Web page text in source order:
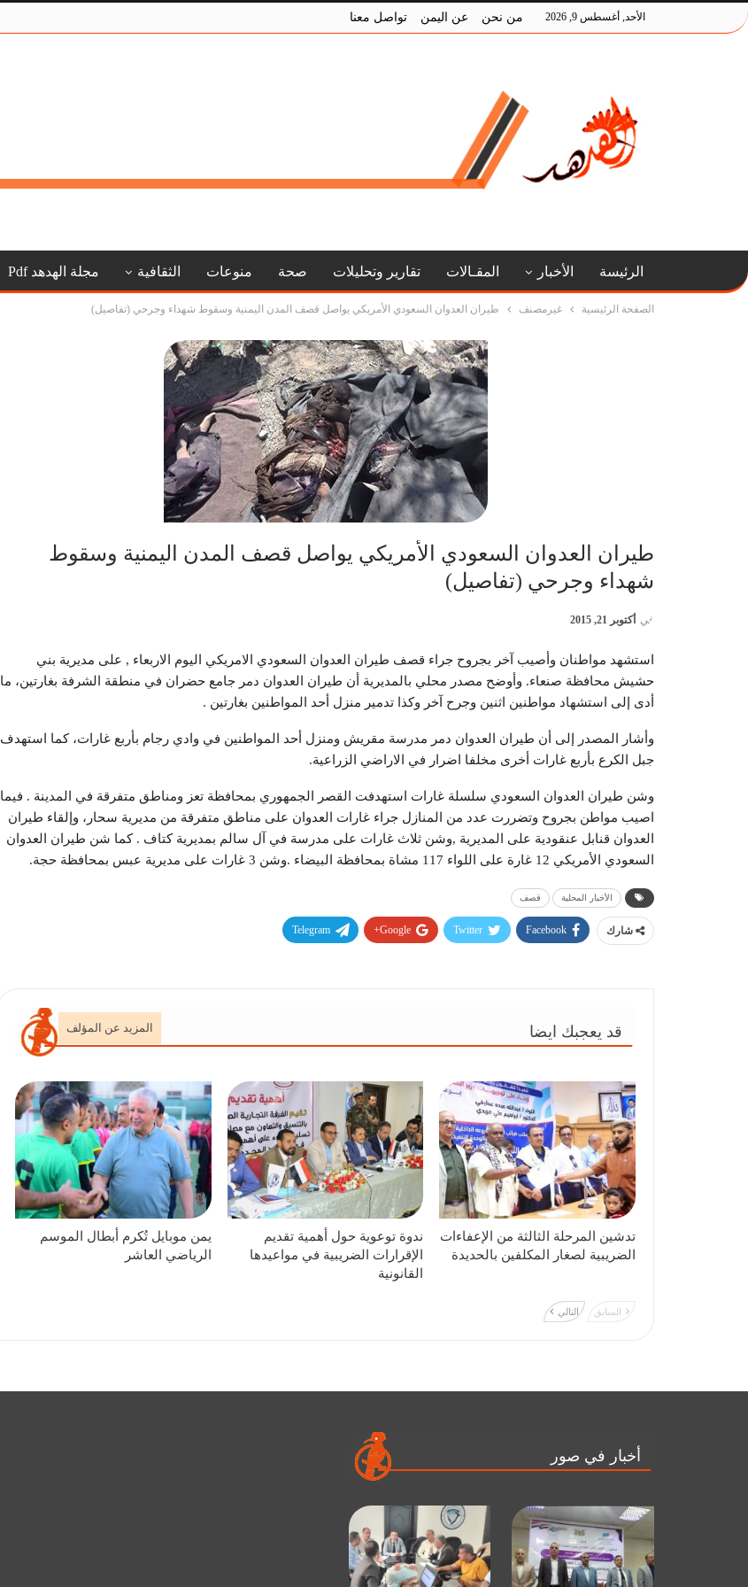
الأحد, أغسطس 9, 2026 من نحن عن اليمن تواصل معنا
الرئيسة الأخبار المقـالات تقارير وتحليلات صحة منوعات الثقافية مجلة الهدهد Pdf
الصفحة الرئيسية غيرمصنف طيران العدوان السعودي الأمريكي يواصل قصف المدن اليمنية وسقوط شهداء وجرحي (تفاصيل)
طيران العدوان السعودي الأمريكي يواصل قصف المدن اليمنية وسقوط
شهداء وجرحي (تفاصيل)
في أكتوبر 21, 2015
استشهد مواطنان وأصيب آخر بجروح جراء قصف طيران العدوان السعودي الامريكي اليوم الاربعاء , على مديرية بني
حشيش محافظة صنعاء. وأوضح مصدر محلي بالمديرية أن طيران العدوان دمر جامع حضران في منطقة الشرفة بغارتين، ما
أدى إلى استشهاد مواطنين اثنين وجرح آخر وكذا تدمير منزل أحد المواطنين بغارتين .
وأشار المصدر إلى أن طيران العدوان دمر مدرسة مقريش ومنزل أحد المواطنين في وادي رجام بأربع غارات، كما استهدف
جبل الكرع بأربع غارات أخرى مخلفا اضرار في الاراضي الزراعية.
وشن طيران العدوان السعودي سلسلة غارات استهدفت القصر الجمهوري بمحافظة تعز ومناطق متفرقة في المدينة . فيما
اصيب مواطن بجروح وتضررت عدد من المنازل جراء غارات العدوان على مناطق متفرقة من مديرية سحار، وإلقاء طيران
العدوان قنابل عنقودية على المديرية ,وشن ثلاث غارات على مدرسة في آل سالم بمديرية كتاف . كما شن طيران العدوان
السعودي الأمريكي 12 غارة على اللواء 117 مشاة بمحافظة البيضاء .وشن 3 غارات على مديرية عبس بمحافظة حجة.
الأخبار المحلية قصف
شارك Facebook
Twitter
Google+
Telegram
قد يعجبك ايضا المزيد عن المؤلف
تدشين المرحلة الثالثة من الإعفاءات
الضريبية لصغار المكلفين بالحديدة
ندوة توعوية حول أهمية تقديم
الإقرارات الضريبية في مواعيدها
القانونية
يمن موبايل تُكرم أبطال الموسم
الرياضي العاشر
السابق التالي
أخبار في صور